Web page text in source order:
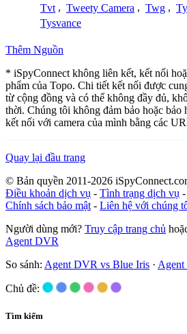
Tvt , Tweety Camera , Twg ,
Tysvance
Thêm Nguồn
* iSpyConnect không liên kết, kết nối
phẩm của Topo. Chi tiết kết nối được
từ cộng đồng và có thể không đầy đủ,
thời. Chúng tôi không đảm bảo hoặc bảo
kết nối với camera của mình bằng các
Quay lại đầu trang
© Bản quyền 2011-2026
Điều khoản dịch vụ - Tình trạng dịch vụ -
Chính sách bảo mật - Liên hệ với chúng
Người dùng mới? Truy cập trang chủ
Agent DVR
So sánh: Agent DVR vs Blue Iris ·
Chủ đề:
Tìm kiếm